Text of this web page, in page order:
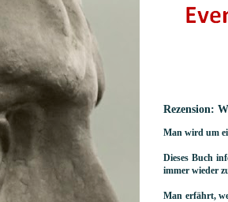
Rezension:
Man wird um
Dieses Buch
immer wieder
Man erfährt,